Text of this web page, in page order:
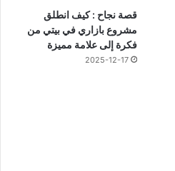
قصة نجاح : كيف انطلق
مشروع بازاري في بيتي من
فكرة إلى علامة مميزة
2025-12-17